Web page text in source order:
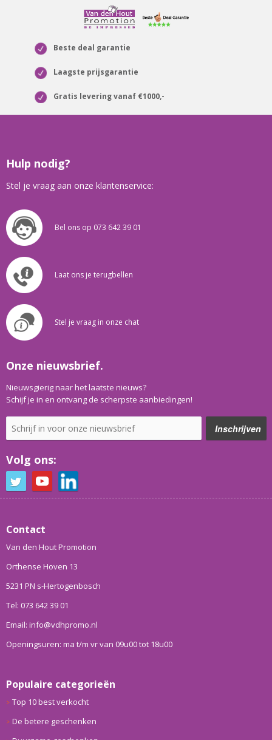
Beste deal garantie
Laagste prijsgarantie
Gratis levering vanaf €1000,-
Hulp nodig?
Stel je vraag aan onze klantenservice:
Bel ons op 073 642 39 01
Laat ons je terugbellen
Stel je vraag in onze chat
Onze nieuwsbrief.
Nieuwsgierig naar het laatste nieuws?
Schijf je in en ontvang de scherpste aanbiedingen!
Volg ons:
Contact
Van den Hout Promotion
Orthense Hoven 13
5231 PN s-Hertogenbosch
Tel: 073 642 39 01
Email: info@vdhpromo.nl
Openingsuren: ma t/m vr van 09u00 tot 18u00
Populaire categorieën
Top 10 best verkocht
De betere geschenken